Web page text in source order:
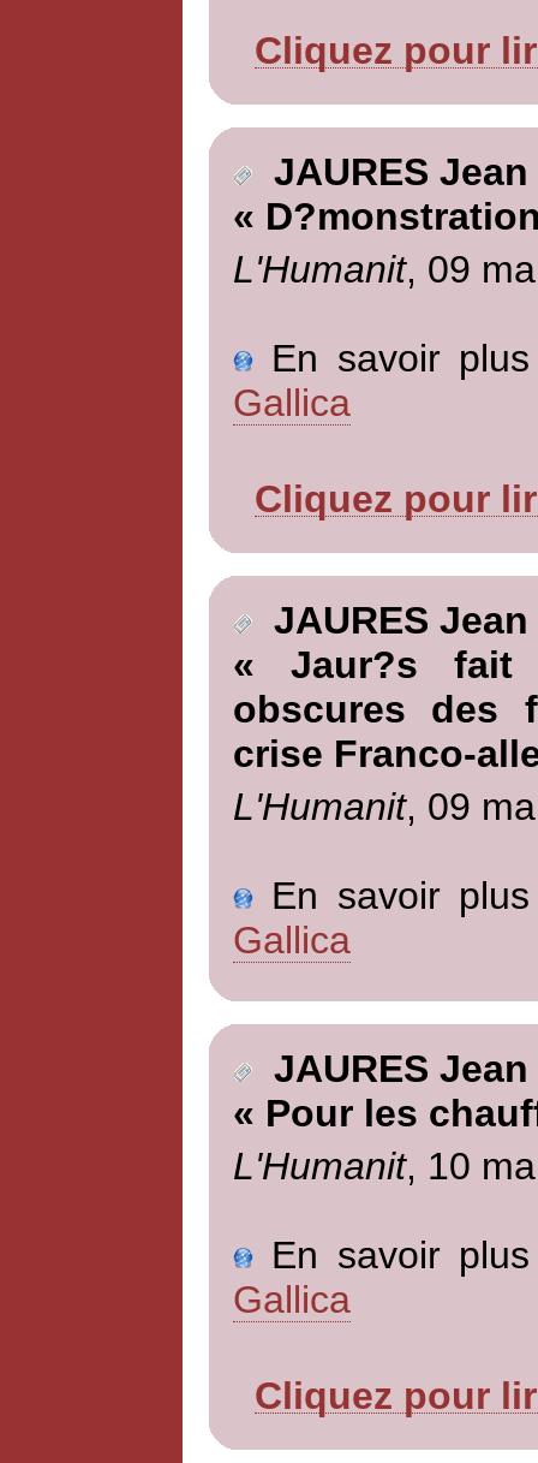
Cliquez pour
JAURES Jean
«
L'Humanit, 09
En savoir
Gallica
Cliquez pour
JAURES Jean
« Jaur?s fait
obscures des
crise Franco-
L'Humanit, 09
En savoir
Gallica
JAURES Jean
« Pour les
L'Humanit, 10
En savoir
Gallica
Cliquez pour